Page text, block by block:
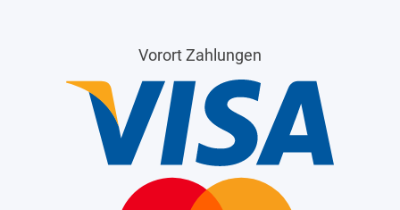
Vorort Zahlungen